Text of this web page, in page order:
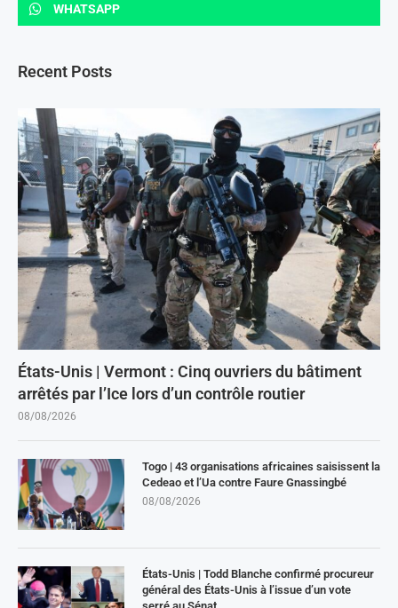
WHATSAPP
Recent Posts
États-Unis | Vermont : Cinq ouvriers du bâtiment
arrêtés par l’Ice lors d’un contrôle routier
08/08/2026
Togo | 43 organisations africaines saisissent la
Cedeao et l’Ua contre Faure Gnassingbé
08/08/2026
États-Unis | Todd Blanche confirmé procureur
général des États-Unis à l’issue d’un vote